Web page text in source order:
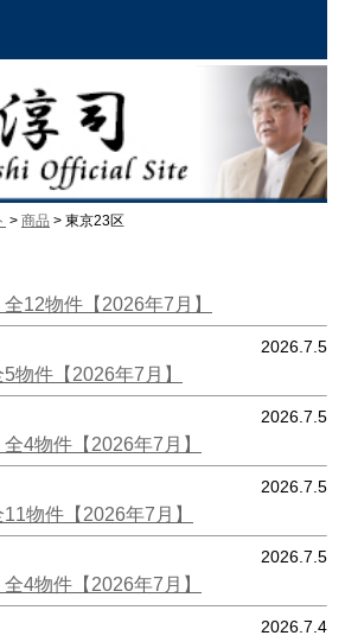
> 商品 > 東京23区
全12物件【2026年7月】
2026.7.5
5物件【2026年7月】
2026.7.5
全4物件【2026年7月】
2026.7.5
11物件【2026年7月】
2026.7.5
全4物件【2026年7月】
2026.7.4